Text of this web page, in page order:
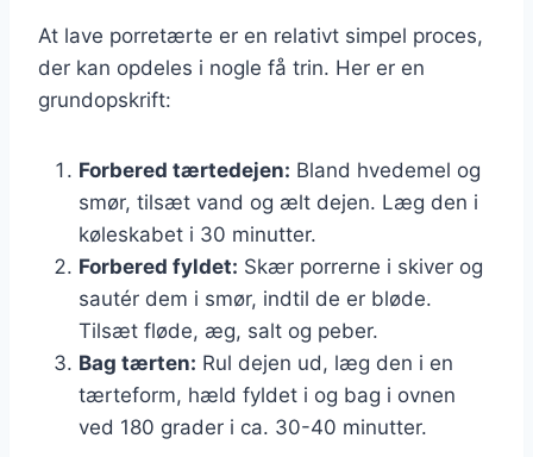
At lave porretærte er en relativt simpel proces,
der kan opdeles i nogle få trin. Her er en
grundopskrift:
Forbered tærtedejen: Bland hvedemel og
smør, tilsæt vand og ælt dejen. Læg den i
køleskabet i 30 minutter.
Forbered fyldet: Skær porrerne i skiver og
sautér dem i smør, indtil de er bløde.
Tilsæt fløde, æg, salt og peber.
Bag tærten: Rul dejen ud, læg den i en
tærteform, hæld fyldet i og bag i ovnen
ved 180 grader i ca. 30-40 minutter.